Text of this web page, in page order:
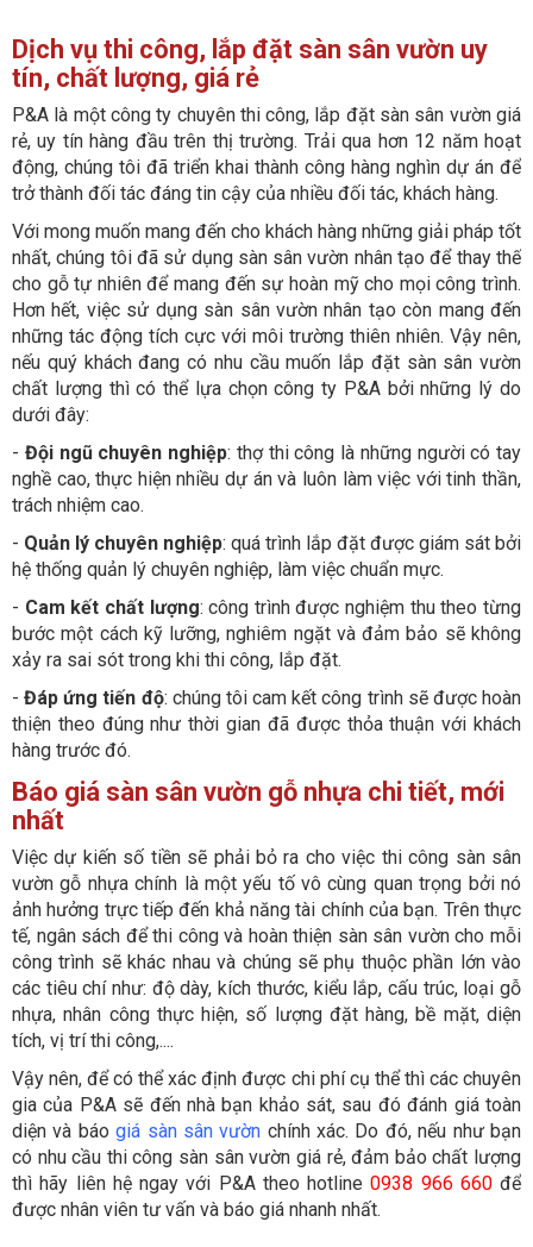
Dịch vụ thi công, lắp đặt sàn sân vườn uy
tín, chất lượng, giá rẻ
P&A là một công ty chuyên thi công, lắp đặt sàn sân vườn giá
rẻ, uy tín hàng đầu trên thị trường. Trải qua hơn 12 năm hoạt
động, chúng tôi đã triển khai thành công hàng nghìn dự án để
trở thành đối tác đáng tin cậy của nhiều đối tác, khách hàng.
Với mong muốn mang đến cho khách hàng những giải pháp tốt
nhất, chúng tôi đã sử dụng sàn sân vườn nhân tạo để thay thế
cho gỗ tự nhiên để mang đến sự hoàn mỹ cho mọi công trình.
Hơn hết, việc sử dụng sàn sân vườn nhân tạo còn mang đến
những tác động tích cực với môi trường thiên nhiên. Vậy nên,
nếu quý khách đang có nhu cầu muốn lắp đặt sàn sân vườn
chất lượng thì có thể lựa chọn công ty P&A bởi những lý do
dưới đây:
- Đội ngũ chuyên nghiệp: thợ thi công là những người có tay
nghề cao, thực hiện nhiều dự án và luôn làm việc với tinh thần,
trách nhiệm cao.
- Quản lý chuyên nghiệp: quá trình lắp đặt được giám sát bởi
hệ thống quản lý chuyên nghiệp, làm việc chuẩn mực.
- Cam kết chất lượng: công trình được nghiệm thu theo từng
bước một cách kỹ lưỡng, nghiêm ngặt và đảm bảo sẽ không
xảy ra sai sót trong khi thi công, lắp đặt.
-Đáp ứng tiến độ: chúng tôi cam kết công trình sẽ được hoàn
thiện theo đúng như thời gian đã được thỏa thuận với khách
hàng trước đó.
Báo giá sàn sân vườn gỗ nhựa chi tiết, mới
nhất
Việc dự kiến số tiền sẽ phải bỏ ra cho việc thi công sàn sân
vườn gỗ nhựa chính là một yếu tố vô cùng quan trọng bởi nó
ảnh hưởng trực tiếp đến khả năng tài chính của bạn. Trên thực
tế, ngân sách để thi công và hoàn thiện sàn sân vườn cho mỗi
công trình sẽ khác nhau và chúng sẽ phụ thuộc phần lớn vào
các tiêu chí như: độ dày, kích thước, kiểu lắp, cấu trúc, loại gỗ
nhựa, nhân công thực hiện, số lượng đặt hàng, bề mặt, diện
tích, vị trí thi công,....
Vậy nên, để có thể xác định được chi phí cụ thể thì các chuyên
gia của P&A sẽ đến nhà bạn khảo sát, sau đó đánh giá toàn
diện và báogiá sàn sân vườn chính xác. Do đó, nếu như bạn
có nhu cầu thi công sàn sân vườn giá rẻ, đảm bảo chất lượng
thì hãy liên hệ ngay với P&A theo hotline0938 966 660để
được nhân viên tư vấn và báo giá nhanh nhất.